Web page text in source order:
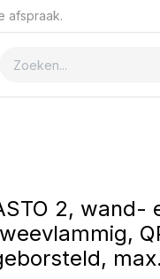
afspraak.
2, wand-